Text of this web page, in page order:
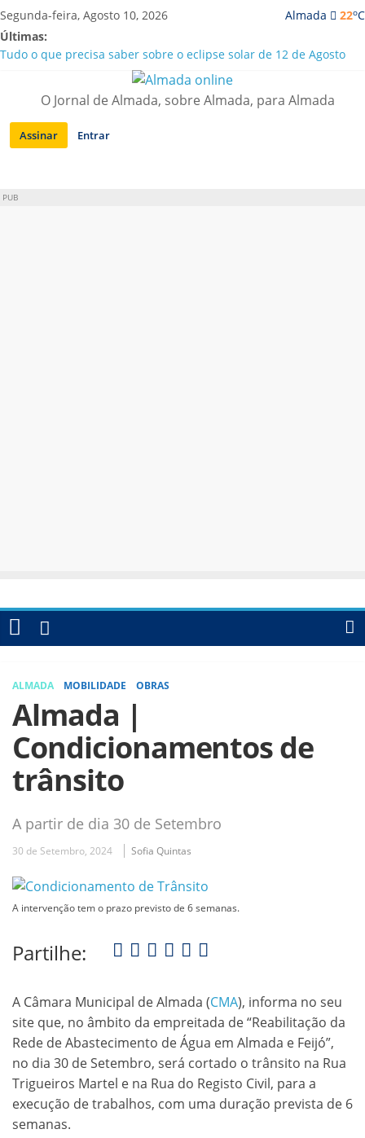
Saltar
para
conteúdo
Almada 22oC
Segunda-feira, Agosto 10, 2026
Últimas:
Tudo o que precisa saber sobre o eclipse solar de 12 de Agosto
Caparica | Orchestra GMO traz “Música sem Fronteiras” a Porto
Laranjeiro | Detido por tráfico de droga e posse de arma proibida
A “crise” da água em Almada: ilações e ensinamentos necessários
para o futuro
O Jornal de Almada, sobre Almada, para Almada
Assinar Entrar
PUB
ALMADA MOBILIDADE OBRAS
Almada |
Condicionamentos de
trânsito
A partir de dia 30 de Setembro
30 de Setembro, 2024 Sofia Quintas
A intervenção tem o prazo previsto de 6 semanas.
Partilhe:
A Câmara Municipal de Almada (CMA), informa no seu
site que, no âmbito da empreitada de “Reabilitação da
Rede de Abastecimento de Água em Almada e Feijó”,
no dia 30 de Setembro, será cortado o trânsito na Rua
Trigueiros Martel e na Rua do Registo Civil, para a
execução de trabalhos, com uma duração prevista de 6
semanas.